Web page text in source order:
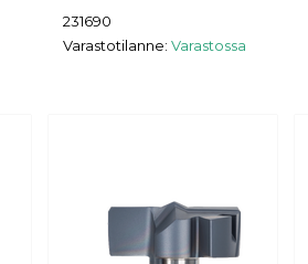
231690
Varastotilanne: Varastossa